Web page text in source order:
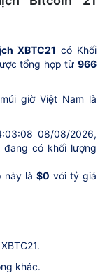
XBTC21 có Khối
tổng hợp từ 966
giờ Việt Nam là
08/08/2026,
đang có khối lượng
này là $0 với tỷ giá
khác.